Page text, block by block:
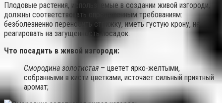
Плодовые растения, используемые в создании живой изгороди,
должны соответствовать определенным требованиям:
безболезненно переносить стрижку, иметь густую крону, не
реагировать на загущенность посадок.
Что посадить в живой изгороди:
Смородина золотистая – цветет ярко-желтыми,
собранными в кисти цветками, источает сильный приятный
аромат;